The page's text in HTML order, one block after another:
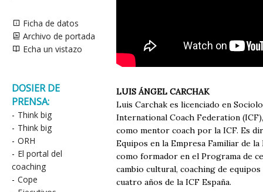
Ficha de datos
Archivo de portada
Echa un vistazo
DOSIER DE
PRENSA:
- Think big
- Think big
- ORH
- El portal del
coaching
- Cope
LUIS ÁNGEL CARCHAK
Luis Carchak es licenciado en
International Coach Federation
como mentor coach por la ICF. Es
Equipos en la Empresa Familiar de
como formador en el Programa de
cambio cultural, coaching de
cuatro años de la ICF España.